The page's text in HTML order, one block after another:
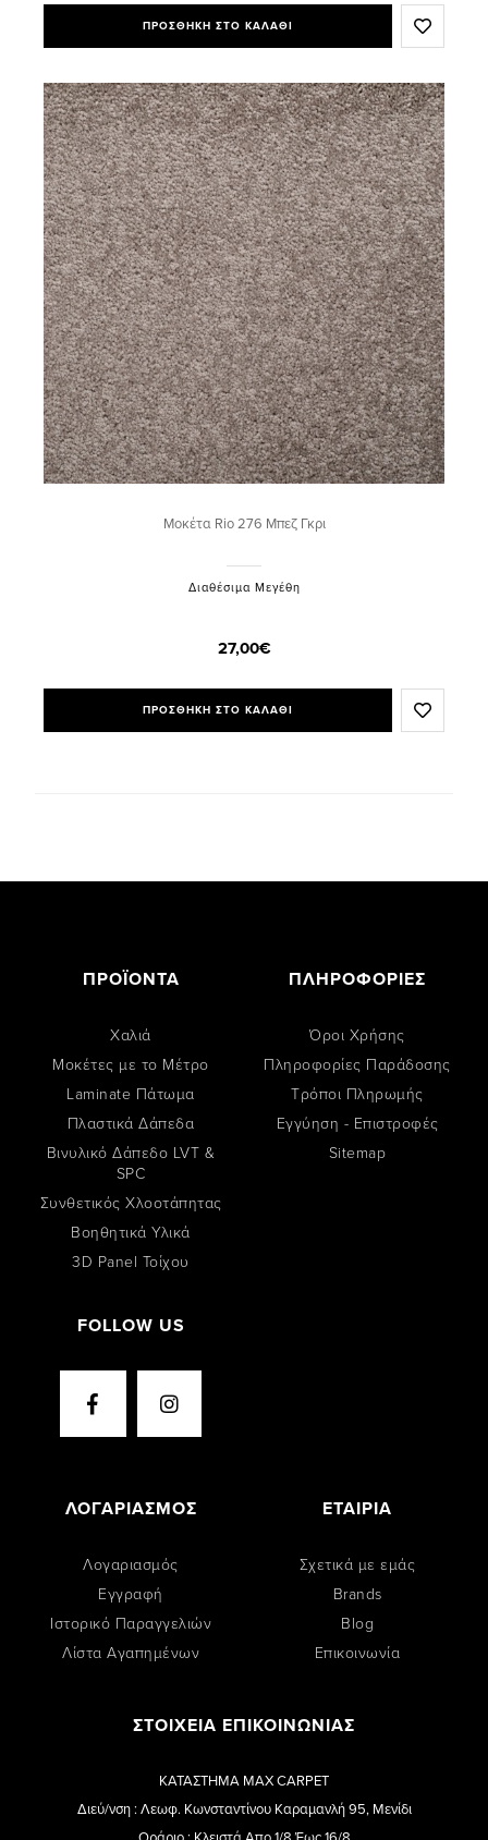
ΠΡΟΣΘΗΚΗ ΣΤΟ ΚΑΛΑΘΙ
Μοκέτα Rio 276 Μπεζ Γκρι
Διαθέσιμα Μεγέθη
27,00€
ΠΡΟΣΘΗΚΗ ΣΤΟ ΚΑΛΑΘΙ
ΠΡΟΪΟΝΤΑ
Χαλιά
Μοκέτες με το Μέτρο
Laminate Πάτωμα
Πλαστικά Δάπεδα
Βινυλικό Δάπεδο LVT &
SPC
Συνθετικός Χλοοτάπητας
Βοηθητικά Υλικά
3D Panel Τοίχου
FOLLOW US
ΠΛΗΡΟΦΟΡΙΕΣ
Όροι Χρήσης
Πληροφορίες Παράδοσης
Tρόποι Πληρωμής
Εγγύηση - Επιστροφές
Sitemap
ΛΟΓΑΡΙΑΣΜΟΣ
Λογαριασμός
Εγγραφή
Ιστορικό Παραγγελιών
Λίστα Αγαπημένων
ΕΤΑΙΡΙΑ
Σχετικά με εμάς
Brands
Blog
Επικοινωνία
ΣΤΟΙΧΕΙΑ ΕΠΙΚΟΙΝΩΝΙΑΣ
ΚΑΤΑΣΤΗΜΑ MAX CARPET
Διεύ/νση : Λεωφ. Κωνσταντίνου Καραμανλή 95, Μενίδι